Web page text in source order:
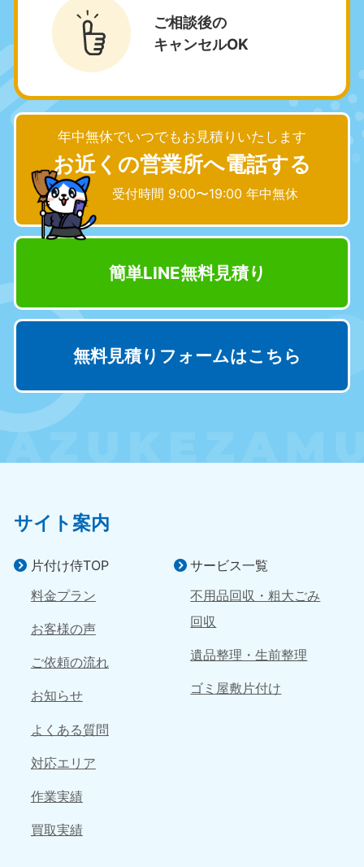
ご相談後の
キャンセルOK
年中無休でいつでもお見積りいたします
お近くの営業所へ電話する
受付時間 9:00〜19:00 年中無休
簡単LINE無料見積り
無料見積りフォームはこちら
愛知県
050-1881-5255
9:00〜19:00 年中無休
岐阜県
050-1881-5259
静岡県
050-1881-5256
9:00〜19:00 年中無休
長野県
050-1881-5260
9:00〜19:00 年中無休
福井県
050-1881-5258
9:00〜19:00 年中無休
石川県
050-1881-5261
050-1881-5262 050-1881-5257
新潟県
050-1881-5263
9:00〜19:00 年中無休
近畿
9:00〜19:00 年中無休 9:00〜19:00 年中無休
050-1881-5249
9:00〜19:00 年中無休
滋賀県
050-1881-5253
9:00〜19:00 年中無休
京都府
050-1881-5252
9:00〜19:00 年中無休
050-1881-5248
050-1881-5146
050-1881-5144
サイト案内
片付け侍TOP
料金プラン
お客様の声
ご依頼の流れ
お知らせ
よくある質問
対応エリア
作業実績
買取実績
サービス一覧
不用品回収・粗大ごみ
回収
遺品整理・生前整理
ゴミ屋敷片付け